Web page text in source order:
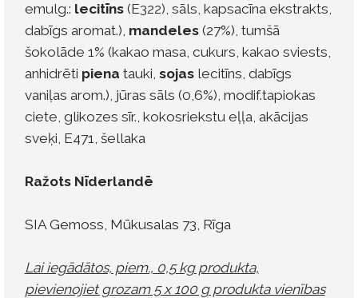
emulg.: lecitīns(E322), sāls, kapsacīna ekstrakts,
dabīgs aromat.), mandeles(27%), tumšā
šokolāde 1% (kakao masa, cukurs, kakao sviests,
anhidrēti piena tauki, sojaslecitīns, dabīgs
vaniļas arom.), jūras sāls (0,6%), modif.tapiokas
ciete, glikozes sīr., kokosriekstu eļļa, akācijas
sveķi, E471, šellaka
Ražots Nīderlandē
SIA Gemoss, Mūkusalas 73, Rīga
Lai iegādātos, piem., 0,5 kg produkta,
pievienojiet grozam 5 x 100 g produkta vienības